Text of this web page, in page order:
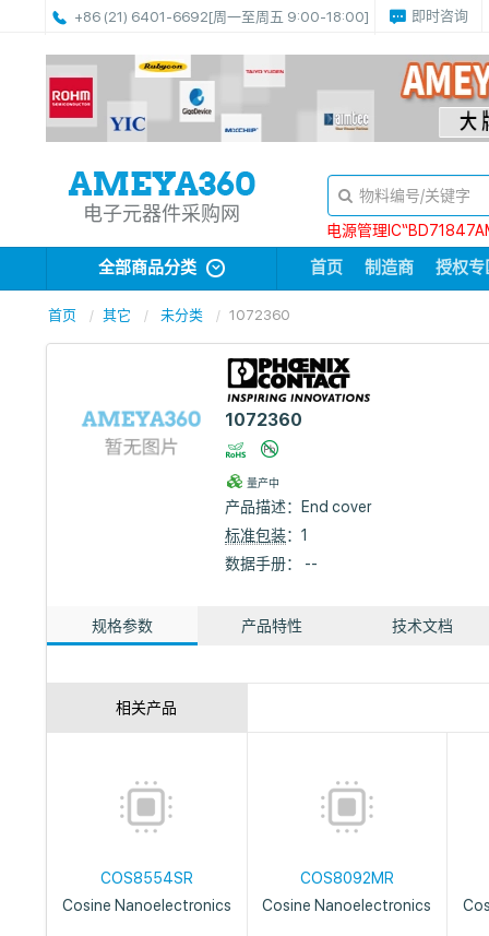
+86 (21) 6401-6692[周一至周五 9:00-18:00] 即时咨询
电子元器件采购网
电源管理
全部商品分类 首页 制造商 授权专
首页 其它 未分类 1072360
1072360
量产中
产品描述：
End cover
标准包装：1
数据手册： --
规格参数 产品特性 技术文档
相关产品
COS8554SR
Cosine Nanoelectronics
COS8092MR
Cosine Nanoelectronics